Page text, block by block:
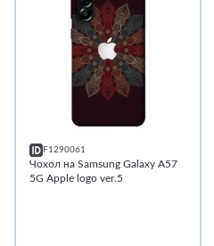
F1290061
Чохол на Samsung Galaxy A57
5G Apple logo ver.5